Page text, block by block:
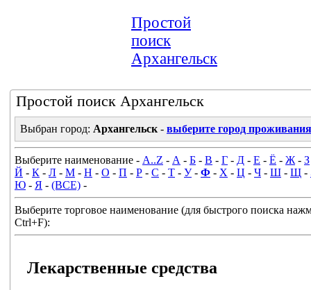
Простой
поиск
Архангельск
Простой поиск Архангельск
Выбран город: Архангельск - выберите город проживания
Выберите наименование - A..Z - А - Б - В - Г - Д - Е - Ё - Ж - З
Й - К - Л - М - Н - О - П - Р - С - Т - У- Ф - Х - Ц - Ч - Ш - Щ -
Ю - Я - (ВСЕ) -
Выберите торговое наименование (для быстрого поиска
Ctrl+F):
Лекарственные средства